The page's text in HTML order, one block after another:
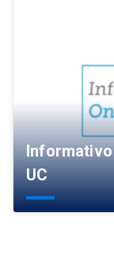
Informativo
UC